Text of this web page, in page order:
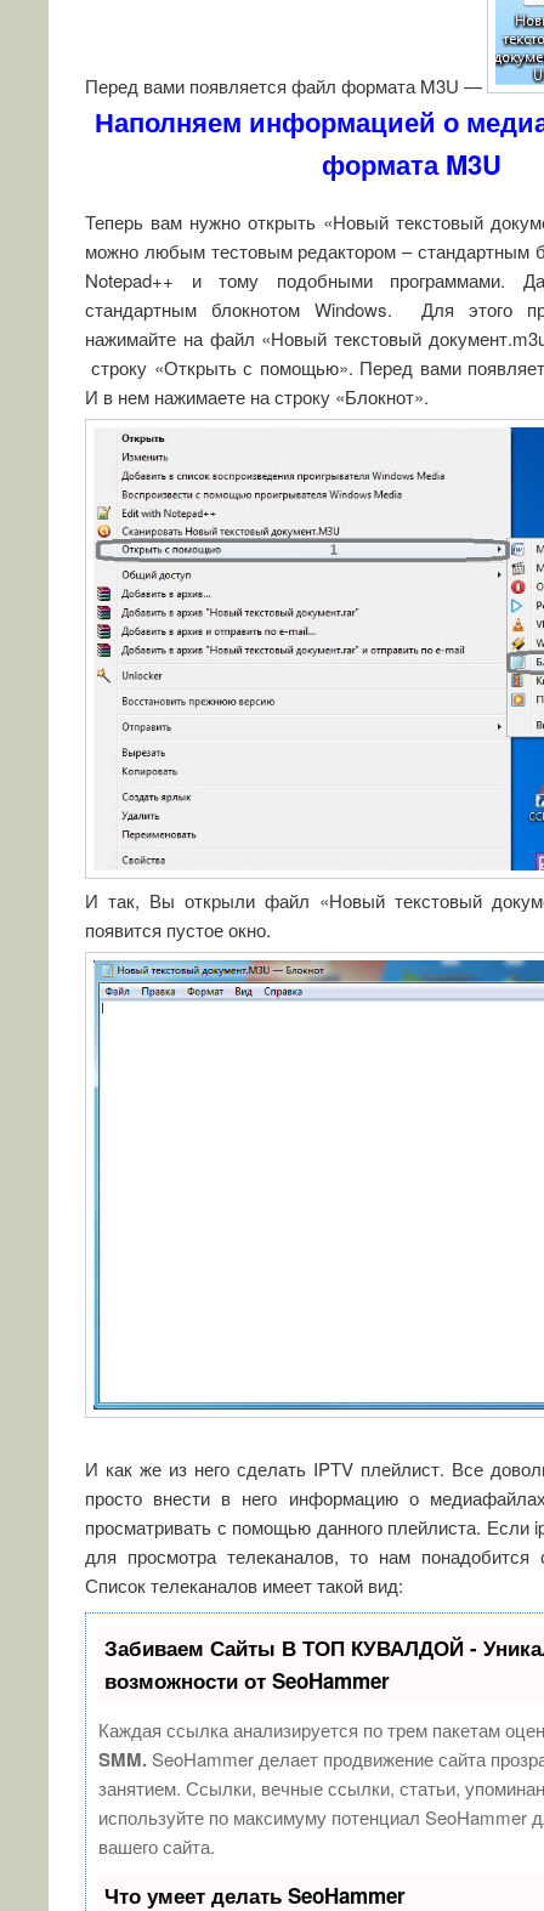
Перед вами появляется файл формата M3U —
Наполняем информацией о
формата M3U
Теперь вам нужно открыть «Новый текстовый
можно любым тестовым редактором – стандартным
Notepad++ и тому подобными программами.
стандартным блокнотом Windows. Для этого
нажимайте на файл «Новый текстовый
строку «Открыть с помощью». Перед вами
И в нем нажимаете на строку «Блокнот».
И так, Вы открыли файл «Новый текстовый
появится пустое окно.
И как же из него сделать IPTV плейлист. Все
просто внести в него информацию о
просматривать с помощью данного плейлиста. Если
для просмотра телеканалов, то нам понадобится
Список телеканалов имеет такой вид:
Забиваем Сайты В ТОП КУВАЛДОЙ -
возможности от SeoHammer
Каждая ссылка анализируется по трем пакетам
SMM.SeoHammer делает продвижение сайта
занятием. Ссылки, вечные ссылки, статьи,
используйте по максимуму потенциал SeoHammer
вашего сайта.
Что умеет делать SeoHammer